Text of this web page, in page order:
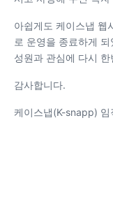
아쉽게도 케이스냅 웹
로 운영을 종료하게
성원과 관심에 다시
감사합니다.
케이스냅(K-snapp) 임